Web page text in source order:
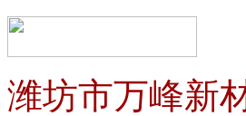
潍坊市万峰新